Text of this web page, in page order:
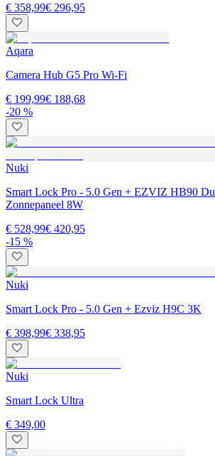
€ 358,99€ 296,95
Aqara
Camera Hub G5 Pro Wi-Fi
€ 199,99€ 188,68
-20 %
Nuki
Smart Lock Pro - 5.0 Gen + EZVIZ HB90
Zonnepaneel 8W
€ 528,99€ 420,95
-15 %
Nuki
Smart Lock Pro - 5.0 Gen + Ezviz H9C 3K
€ 398,99€ 338,95
Nuki
Smart Lock Ultra
€ 349,00